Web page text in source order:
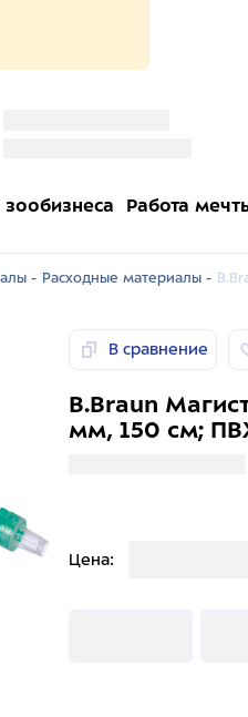
Работа
- Расходные материалы -
В сравнение
B.Braun
мм, 150 см;
Цена: